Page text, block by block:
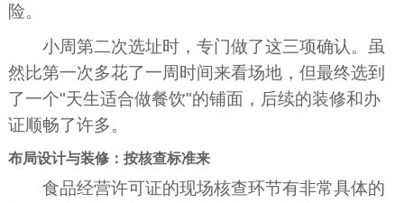
险。
小周第二次选址时，专门做了这三项确认。虽
然比第一次多花了一周时间来看场地，但最终选到
了一个"天生适合做餐饮"的铺面，后续的装修和办
证顺畅了许多。
布局设计与装修：按核查标准来
食品经营许可证的现场核查环节有非常具体的